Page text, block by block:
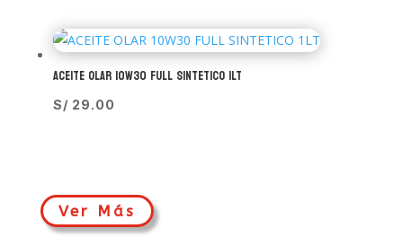
ACEITE OLAR 10W30 FULL SINTETICO 1LT
S/ 29.00
Ver Más